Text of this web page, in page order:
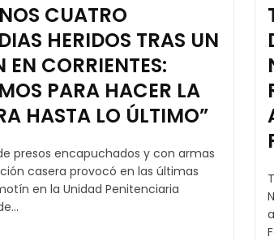
CUATRO
HERIDOS TRAS UN
EN CORRIENTES:
PARA HACER LA
HASTA LO ÚLTIMO”
presos encapuchados y con armas
casera provocó en las últimas
en la Unidad Penitenciaria